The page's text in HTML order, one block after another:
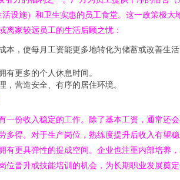
设施）和卫生实惠的员工食堂。这一政策极大
离家较远员工的生活后顾之忧：
本，使每月工资能更多地转化为储蓄或改善生
有更多的个人休息时间。
，营造安全、有序的居住环境。
一份收入稳定的工作。除了基本工资，通常还
多得。对于生产岗位，熟练度提升后收入有望
有更具弹性的提成空间。企业也注重内部培养
位晋升或技能培训的机会，为长期职业发展奠